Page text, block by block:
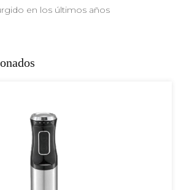
en los últimos años